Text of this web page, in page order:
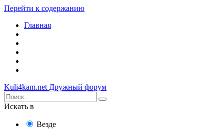
Перейти к содержанию
Главная
Kuli4kam.net Дружный форум
Искать в
Везде